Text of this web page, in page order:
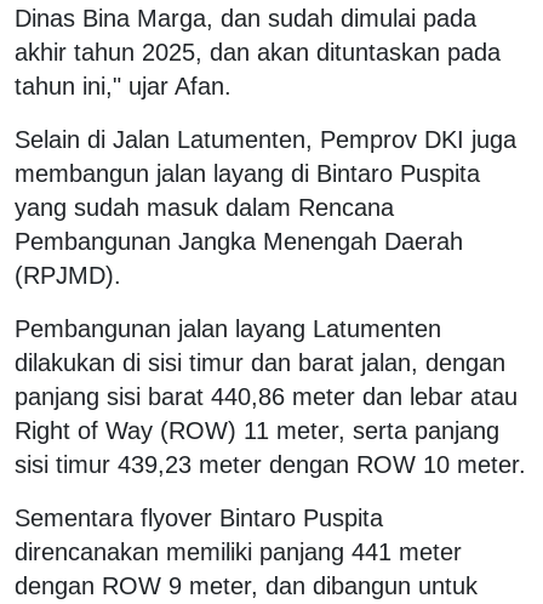
Dinas Bina Marga, dan sudah dimulai pada
akhir tahun 2025, dan akan dituntaskan pada
tahun ini," ujar Afan.
Selain di Jalan Latumenten, Pemprov DKI juga
membangun jalan layang di Bintaro Puspita
yang sudah masuk dalam Rencana
Pembangunan Jangka Menengah Daerah
(RPJMD).
Pembangunan jalan layang Latumenten
dilakukan di sisi timur dan barat jalan, dengan
panjang sisi barat 440,86 meter dan lebar atau
Right of Way (ROW) 11 meter, serta panjang
sisi timur 439,23 meter dengan ROW 10 meter.
Sementara flyover Bintaro Puspita
direncanakan memiliki panjang 441 meter
dengan ROW 9 meter, dan dibangun untuk